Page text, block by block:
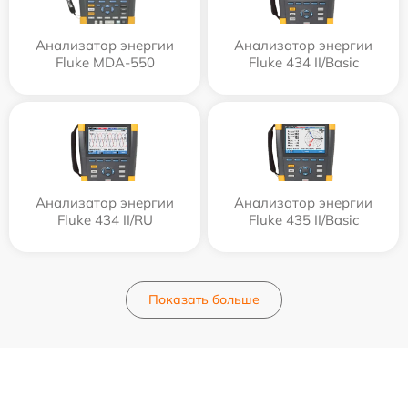
Анализатор энергии
Fluke MDA-550
Анализатор энергии
Fluke 434 II/Basic
Анализатор энергии
Fluke 434 II/RU
Анализатор энергии
Fluke 435 II/Basic
Показать больше